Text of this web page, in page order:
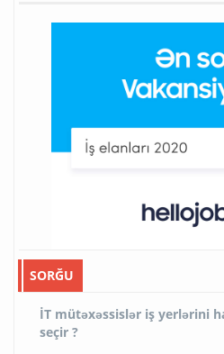
SORĞU
İT mütəxəssislər iş yerlərini
seçir ?